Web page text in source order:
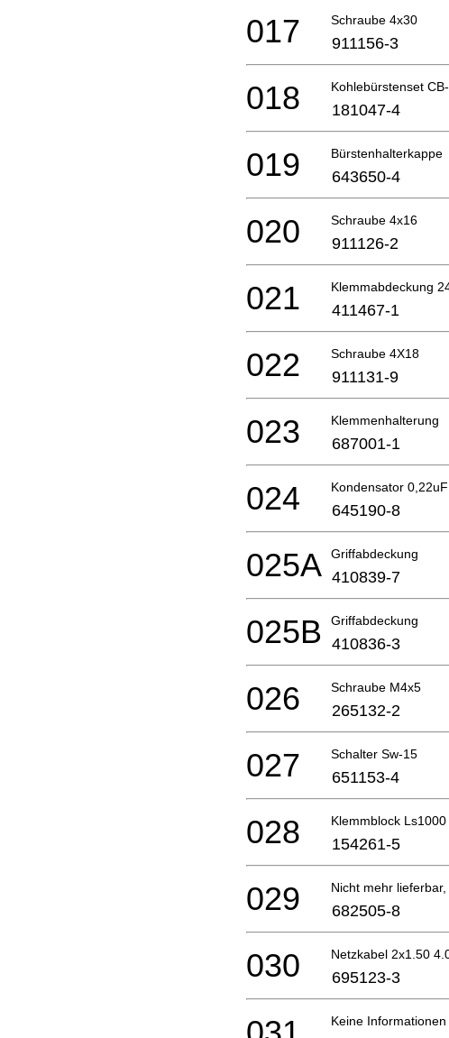
Schraube 4x30
017 911156-3
Kohlebürstenset
018 181047-4
Bürstenhalterkappe
019 643650-4
Schraube 4x16
020 911126-2
Klemmabdeckung
021 411467-1
Schraube 4X18
022 911131-9
Klemmenhalterung
023 687001-1
Kondensator 0,22uF
024 645190-8
Griffabdeckung
025A 410839-7
Griffabdeckung
025B 410836-3
Schraube M4x5
026 265132-2
Schalter Sw-15
027 651153-4
Klemmblock Ls1000
028 154261-5
Nicht mehr
029 682505-8
Netzkabel 2x1.50
030 695123-3
Keine